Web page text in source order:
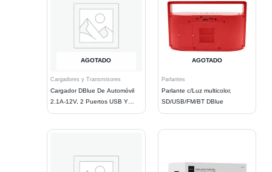
AGOTADO
Cargadores y Transmisores
Cargador DBlue De Automóvil
2.1A-12V, 2 Puertos USB Y
Cable
AGOTADO
Parlantes
Parlante c/Luz multicolor,
SD/USB/FM/BT DBlue